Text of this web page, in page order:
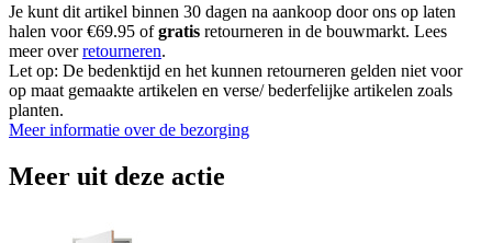
Je kunt dit artikel binnen 30 dagen na aankoop door ons op laten
halen voor €69.95 ofgratis retourneren in de bouwmarkt. Lees
meer overretourneren.
Let op: De bedenktijd en het kunnen retourneren gelden niet voor
op maat gemaakte artikelen en verse/ bederfelijke artikelen zoals
planten.
Meer informatie over de bezorging
Meer uit deze actie